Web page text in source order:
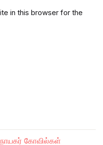
in this browser for the